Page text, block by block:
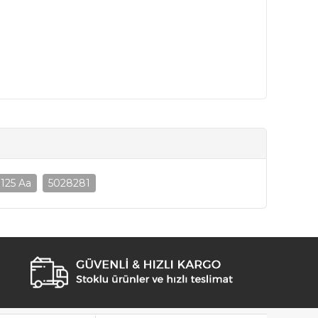
Aa 5028281